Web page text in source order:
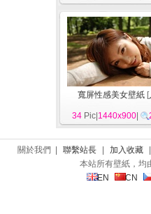
寬屏性感美女壁紙 [
34 Pic| 1440x900
關於我們 | 聯繫站長 加入收藏
本站所有壁紙，均
EN
CN